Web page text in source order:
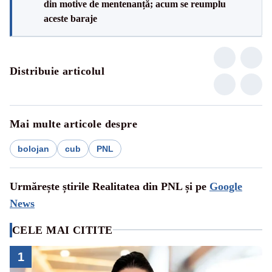
din motive de mentenanță; acum se reumplu
aceste baraje
Distribuie articolul
Mai multe articole despre
bolojan cub PNL
Urmărește știrile Realitatea din PNL și pe Google
News
CELE MAI CITITE
1